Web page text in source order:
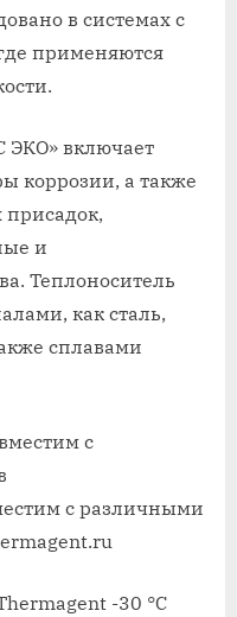
в системах с
применяются
ЭКО» включает
коррозии, а также
и
Теплоноситель
как сталь,
сплавами
с различными
-30 °C